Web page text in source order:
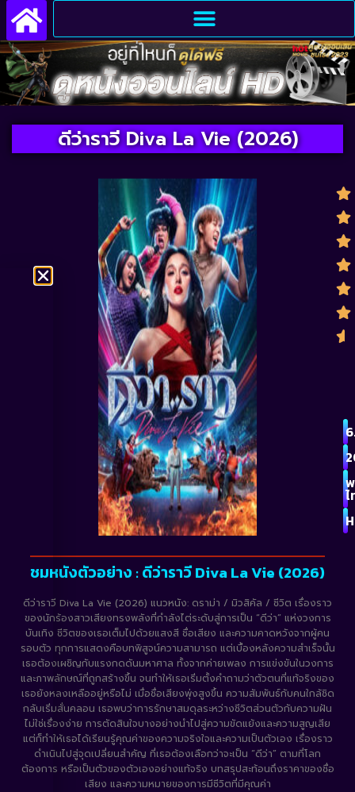
ดีว่าราวี Diva La Vie​ (2026)
ชมหนังตัวอย่าง : ดีว่าราวี Diva La Vie​ (2026)
ดีว่าราวี Diva La Vie (2026) แนวหนัง: ดราม่า / มิวสิคัล / ชีวิต เรื่องราว
ของนักร้องสาวเสียงทรงพลังที่กำลังไต่ระดับสู่การเป็น “ดีว่า” แห่งวงการ
บันเทิง ชีวิตของเธอเต็มไปด้วยแสงสี ชื่อเสียง และความคาดหวังจากผู้คน
รอบตัว ทุกการแสดงคือบทพิสูจน์ความสามารถ แต่เบื้องหลังความสำเร็จนั้น
เธอต้องเผชิญกับแรงกดดันมหาศาล ทั้งจากค่ายเพลง การแข่งขันในวงการ
และภาพลักษณ์ที่ถูกสร้างขึ้น จนทำให้เธอเริ่มตั้งคำถามว่าตัวตนที่แท้จริงของ
เธอยังหลงเหลืออยู่หรือไม่ เมื่อชื่อเสียงพุ่งสูงขึ้น ความสัมพันธ์กับคนใกล้ชิด
กลับเริ่มสั่นคลอน เธอพบว่าการรักษาสมดุลระหว่างชีวิตส่วนตัวกับความฝัน
ไม่ใช่เรื่องง่าย การตัดสินใจบางอย่างนำไปสู่ความขัดแย้งและความสูญเสีย
แต่ก็ทำให้เธอได้เรียนรู้คุณค่าของความจริงใจและความเป็นตัวเอง เรื่องราว
ดำเนินไปสู่จุดเปลี่ยนสำคัญ ที่เธอต้องเลือกว่าจะเป็น “ดีว่า” ตามที่โลก
ต้องการ หรือเป็นตัวของตัวเองอย่างแท้จริง บทสรุปสะท้อนถึงราคาของชื่อ
เสียง และความหมายของการมีชีวิตที่มีคุณค่า